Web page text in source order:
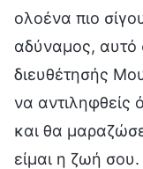
ολοένα πιο
αδύναμος, αυτό
διευθέτησής
να αντιληφθείς
και θα
είμαι η ζωή